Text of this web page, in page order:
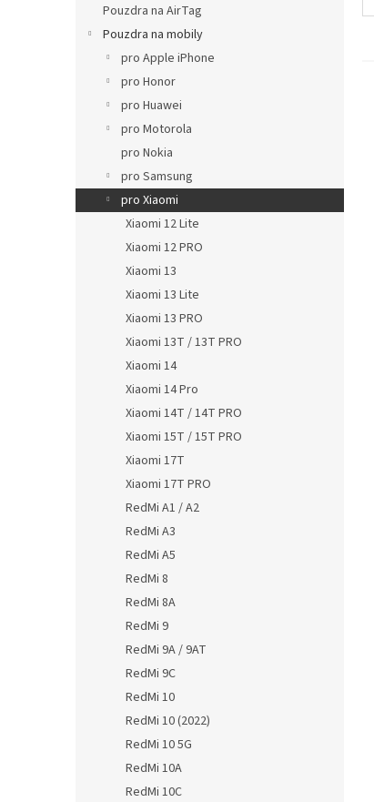
Pouzdra na AirTag
Pouzdra na mobily
pro Apple iPhone
pro Honor
pro Huawei
pro Motorola
pro Nokia
pro Samsung
pro Xiaomi
Xiaomi 12 Lite
Xiaomi 12 PRO
Xiaomi 13
Xiaomi 13 Lite
Xiaomi 13 PRO
Xiaomi 13T / 13T PRO
Xiaomi 14
Xiaomi 14 Pro
Xiaomi 14T / 14T PRO
Xiaomi 15T / 15T PRO
Xiaomi 17T
Xiaomi 17T PRO
RedMi A1 / A2
RedMi A3
RedMi A5
RedMi 8
RedMi 8A
RedMi 9
RedMi 9A / 9AT
RedMi 9C
RedMi 10
RedMi 10 (2022)
RedMi 10 5G
RedMi 10A
RedMi 10C